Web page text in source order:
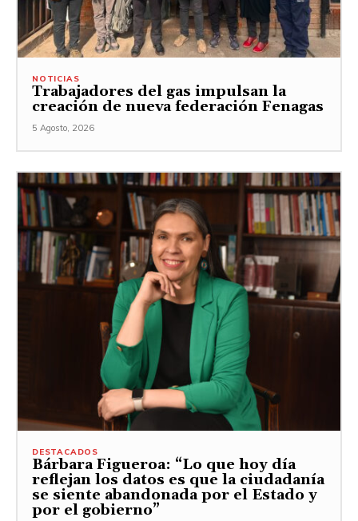
NOTICIAS
Trabajadores del gas impulsan la
creación de nueva federación Fenagas
5 Agosto, 2026
DESTACADOS
Bárbara Figueroa: “Lo que hoy día
reflejan los datos es que la ciudadanía
se siente abandonada por el Estado y
por el gobierno”